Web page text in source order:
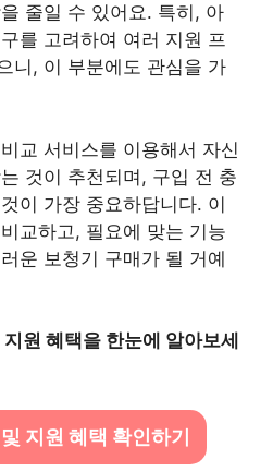
줄일 수 있어요. 특히, 아
를 고려하여 여러 지원 프
니, 이 부분에도 관심을 가
교 서비스를 이용해서 자신
것이 추천되며, 구입 전 충
이 가장 중요하답니다. 이
교하고, 필요에 맞는 기능
운 보청기 구매가 될 거예
원 혜택을 한눈에 알아보세
지원 혜택 확인하기